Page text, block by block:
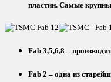
пластин. Самые
Fab 3,5,6,8 –
Fab 2 – одна из